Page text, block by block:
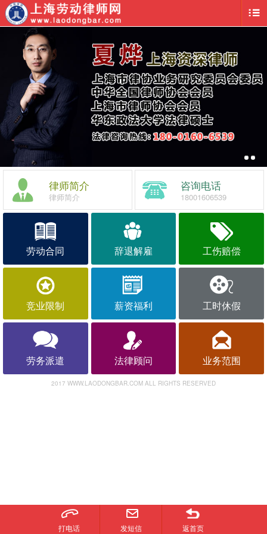
律师简介
律师简介
咨询电话
18001606539
劳动合同 辞退解雇 工伤赔偿
竞业限制 薪资福利 工时休假
劳务派遣 法律顾问 业务范围
2017 WWW.LAODONGBAR.COM ALL RIGHTS RESERVED
打电话 发短信 返首页